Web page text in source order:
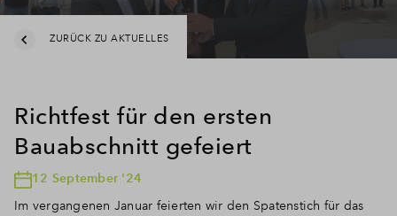
ZURÜCK ZU AKTUELLES
Richtfest für den ersten
Bauabschnitt gefeiert
12 September '24
Im vergangenen Januar feierten wir den Spatenstich für das